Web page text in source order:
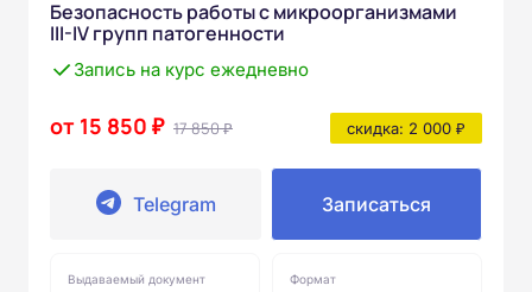
Безопасность работы с микроорганизмами
III-IV групп патогенности
Запись на курс ежедневно
от 15 850 ₽ 17 850 ₽ скидка: 2 000 ₽
Telegram Записаться
Выдаваемый документ Формат